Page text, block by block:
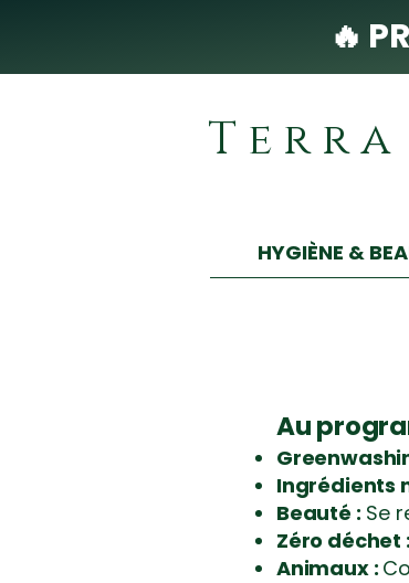
🔥
HYGIÈNE &
Au
Ingrédients
Beauté : Se
Zéro déchet :
Animaux :